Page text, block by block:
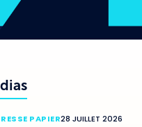
PAPIER28 JUILLET 2026